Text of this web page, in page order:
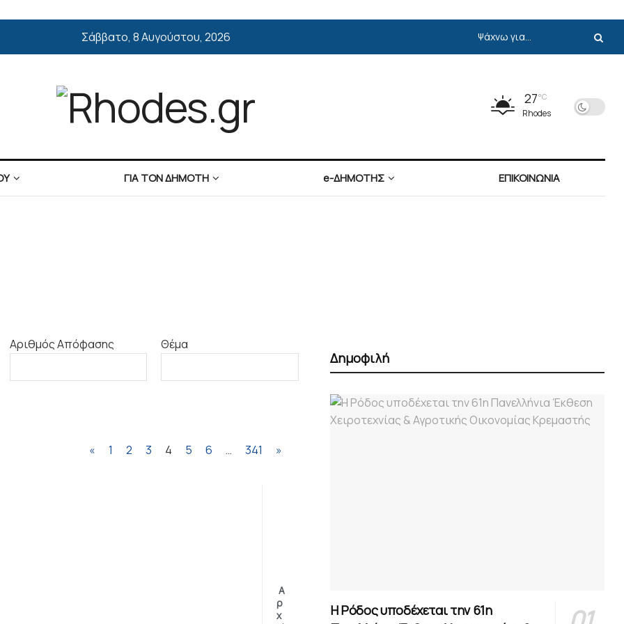
Σάββατο, 8 Αυγούστου, 2026
27°C
Rhodes
ΓΙΑ ΤΟΝ ΔΗΜΟΤΗ e-ΔΗΜΟΤΗΣ ΕΠΙΚΟΙΝΩΝΙΑ
Αριθμός Απόφασης Θέμα
« 1 2 3 4 5 6 … 341 »
Α
ρ
χ
Δημοφιλή
Η Ρόδος υποδέχεται την 61η